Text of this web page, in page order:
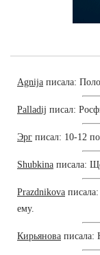
Agnija писала:
Palladij писал:
Эрг писал: 10-12
Shubkina писала:
Prazdnikova
ему.
Кирьянова писала: